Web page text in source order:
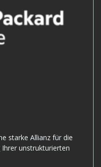
starke Allianz für die
unstrukturierten